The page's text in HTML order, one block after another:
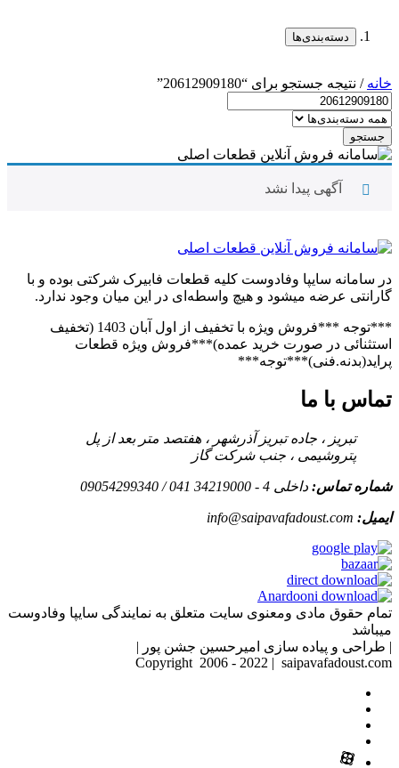
دسته‌بندی‌ها
خانه / نتیجه جستجو برای “20612909180”
جستجو
آگهی پیدا نشد
در سامانه سایپا وفادوست کلیه قطعات فابیرک شرکتی بوده و با
گارانتی عرضه میشود و هیچ واسطه‌ای در این میان وجود ندارد.
***توجه ***فروش ویژه با تخفیف از اول آبان 1403 (تخفیف
استثنائی در صورت خرید عمده)***فروش ویژه قطعات
پراید(بدنه.فنی)***توجه***
تماس با ما
تبریز ، جاده تبریز آذرشهر ، هفتصد متر بعد از پل
پتروشیمی ، جنب شرکت گاز
شماره تماس: داخلی 4 - 34219000 041 / 09054299340
ایمیل: info@saipavafadoust.com
تمام حقوق مادی ومعنوی سایت متعلق به نمایندگی سایپا وفادوست
میباشد
| طراحی و پیاده سازی امیرحسین جشن پور |
Copyright 2006 - 2022 | saipavafadoust.com